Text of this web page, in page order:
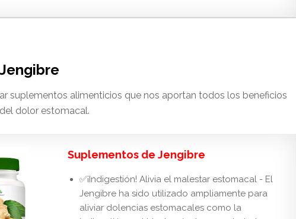
suplementos alimenticios que nos aportan todos los beneficios
dolor estomacal.
Suplementos de Jengibre
✅¡Indigestión! Alivia el malestar estomacal - El
Jengibre ha sido utilizado ampliamente para
aliviar dolencias estomacales como la